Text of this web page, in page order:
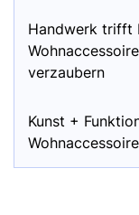
Handwerk trifft
verzaubern
Kunst +